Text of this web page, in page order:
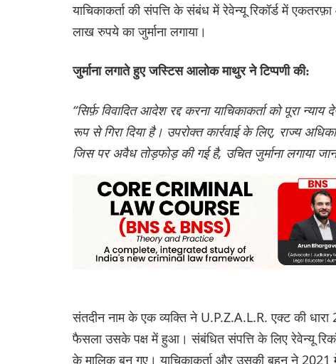
याचिकाकर्ता की संपत्ति के संबंध में रेवेन्यू रिकॉर्ड में
लाख रुपये का जुर्माना लगाया।
जुर्माना लगाते हुए जस्टिस आलोक माथुर ने टिप्पणी की:
“सिर्फ़ विवादित आदेश रद्द करना याचिकाकर्ता को पूरा
रूप से गिरा दिया है। उपरोक्त कार्रवाई के लिए, राज्य
जिस पर अवैध तोड़फोड़ की गई है, उचित जुर्माना लगाया
संतदीन नाम के एक व्यक्ति ने U.P.Z.A.L.R. एक्ट की
फैसला उसके पक्ष में हुआ। संबंधित संपत्ति के लिए रेवेन्यू
के मालिक बन गए। याचिकाकर्ता और उसकी बहन ने